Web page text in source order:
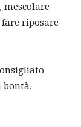
riposare
bontà.